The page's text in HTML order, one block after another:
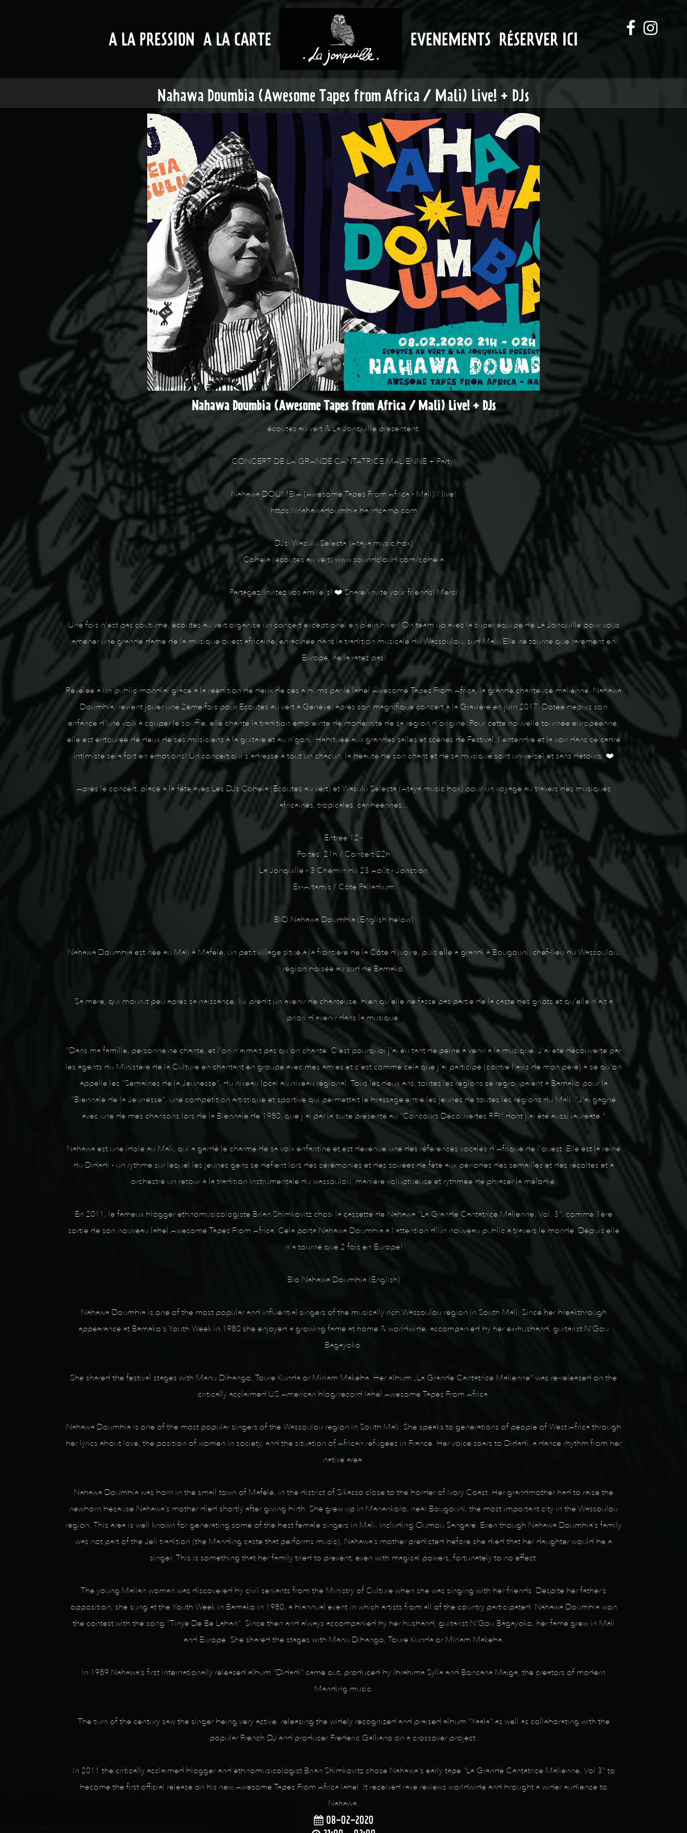
A LA PRESSION A LA CARTE EVENEMENTS RÉSERVER ICI
Nahawa Doumbia (Awesome Tapes from Africa / Mali) Live! + DJs
Nahawa Doumbia (Awesome Tapes from Africa / Mali) Live! + DJs
écoutes au vert & La Jonquille présentent:
CONCERT DE LA GRANDE CANTATRICE MALIENNE + Party!
Nahawa DOUMBIA (Awesome Tapes From Africa - Mali) / live!
https://nahawadoumbia.bandcamp.com
DJs: Wasulu Selecta (Ataya music.box)
Cobeia (écoutes au vert) www.soundcloud.com/cobeia
Partagez/Invitez vos ami/e/s! ❤️ Share/invite your friends! Merci
Une fois n'est pas coutume, écoutes au vert organise un concert exceptionel en plein hiver! On team up avec la super équipe de La Jonquille pour vous
amener une grande dame de la musique ouest africaine, enracinée dans la tradition musicale du Wassoulou, sud Mali. Elle ne tourne que rarement en
Europe, ne la ratez pas!
Révélée à un public mondial grâce à la réédition de deux de ces albums par le label Awesome Tapes From Africa, la grande chanteuse malienne, Nahawa
Doumbia, revient jouer une 2ème fois pour Ecoutes au vert à Genève, après son magnifique concert à la Gravière en juin 2017. Dotée depuis son
enfance d'une voix à couper le souffle, elle chante la tradition empreinte de modernité de sa région d'origine. Pour cette nouvelle tournée européenne,
elle est entourée de deux de ses musiciens à la guitare et au n'goni. Habituée aux grandes salles et scènes de Festival, l'entendre et la voir dans ce cadre
intimiste sera fort en émotions! Un concert qui s'adresse à tout un chacun, la beauté de son chant et de sa musique sont universel et sans détours. ❤️
Après le concert, place à la fête avec Les DJs Cobeia (Ecoutes au vert) et Wasulu Selecta (Ataya music.box) pour un voyage au travers des musiques
africaines, tropicales, caribéennes...
Entrée 12.-
Portes: 21h / Concert 22h
La Jonquille - 3 Chemin du 23 Août - Jonction
Ex-Artamis / Côté Palladium
BIO Nahawa Doumbia (English below)
Nahawa Doumbia est née au Mali à Mafélé, un petit village situé à la frontière de la Côte d'Ivoire, puis elle a grandi à Bougouni, chef-lieu du Wassoulou,
région boisée au sud de Bamako.
Sa mère, qui mourut peu après sa naissance, lui prédit un avenir de chanteuse, bien qu'elle ne fasse pas partie de la caste des griots et qu'elle n'ait a
priori d'avenir dans la musique.
"Dans ma famille, personne ne chante, et l'on n'aimait pas qu'on chante. C'est pourquoi j'ai eu tant de peine à venir à la musique. J'ai été découverte par
les agents du Ministère de la Culture en chantant en groupe avec mes amies et c'est comme cela que j'ai participé (contre l'avis de mon père) à ce qu'on
appelle les "Semaines de la Jeunesse", du niveau local au niveau régional. Tous les deux ans, toutes les régions se regroupaient à Bamako pour la
"Biennale de la Jeunesse", une compétition artistique et sportive qui permettait le brassage entre les jeunes de toutes les régions du Mali. "J'ai gagné
avec une de mes chansons lors de la Biennale de 1980, que j'ai par la suite présenté au "Concours Découvertes RFI" dont j'ai été aussi lauréate."
Nahawa est une idole au Mali, qui a gardé le charme de sa voix enfantine et est devenue une des références vocales d'Afrique de l'ouest. Elle est la reine
du Didadi - un rythme sur lequel les jeunes gens se défient lors des cérémonies et des soirées de fête aux périodes des semailles et des récoltes et a
orchestré un retour à la tradition instrumentale du wassoulou, manière voluptueuse et rythmée de phraser la mélodie.
En 2011, le fameux blogger ethnomusicologiste Brian Shimkovitz chosi la cassette de Nahawa "La Grande Cantatrice Malienne, Vol. 3", comme 1ère
sortie de son nouveau label Awesome Tapes From Africa. Cela porta Nahawa Doumbia à l'attention d'un nouveau public à travers le monde. Depuis elle
n'a tourné que 2 fois en Europe!
Bio Nahawa Doumbia (English)
Nahawa Doumbia is one of the most popular and influential singers of the musically rich Wassoulou region in South Mali. Since her breakthrough
appearance at Bamako's Youth Week in 1980 she enjoyed a growing fame at home & worldwide, accompanied by her ex-husband, guitarist N'Gou
Bagayoko.
She shared the festival stages with Manu Dibango, Toure Kunda or Miriam Makeba. Her album „La Grande Cantatrice Malienne“ was re-released on the
critically acclaimed US American blog/record label Awesome Tapes From Africa.
Nahawa Doumbia is one of the most popular singers of the Wassoulou region in South Mali. She speaks to generations of people of West Africa through
her lyrics about love, the position of women in society, and the situation of African refugees in France. Her voice soars to Didadi, a dance rhythm from her
native area.
Nahawa Doumbia was born in the small town of Mafélé, in the district of Sikasso close to the border of Ivory Coast. Her grandmother had to raise the
newborn because Nahawa’s mother died shortly after giving birth. She grew up in Manankoro, near Bougouni, the most important city in the Wassoulou
region. This area is well known for generating some of the best female singers in Mali, including Oumou Sangaré. Even though Nahawa Doumbia’s family
was not part of the Jeli tradition (the Manding caste that performs music), Nahawa’s mother predicted before she died that her daughter would be a
singer. This is something that her family tried to prevent, even with magical powers, fortunately to no effect.
The young Malian woman was discovered by civil servants from the Ministry of Culture when she was singing with her friends. Despite her father’s
opposition, she sung at the Youth Week in Bamako in 1980, a biannual event in which artists from all of the country participated. Nahawa Doumbia won
the contest with the song "Tinye De Be Laban". Since then and always accompanied by her husband, guitarist N'Gou Bagayoko, her fame grew in Mali
and Europe. She shared the stages with Manu Dibango, Toure Kunda or Miriam Makeba.
In 1989 Nahawa’s first internationally released album "Didadi" came out, produced by Ibrahima Sylla and Boncana Maiga, the creators of modern
Manding music.
The turn of the century saw the singer being very active, releasing the widely recognized and praised album "Yaala" as well as collaborating with the
popular French DJ and producer Frederic Galliano on a crossover project.
In 2011 the critically acclaimed blogger and ethnomusicologist Brian Shimkovitz chose Nahawa's early tape "La Grande Cantatrice Malienne, Vol 3" to
become the first official release on his new Awesome Tapes From Africa label. It received rave reviews worldwide and brought a wider audience to
Nahawa.
08-02-2020